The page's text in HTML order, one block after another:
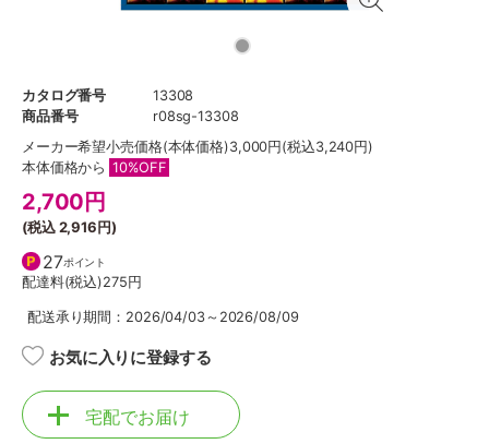
カタログ番号
13308
商品番号
r08sg-13308
メーカー希望小売価格(本体価格)3,000円(税込3,240円)
本体価格から 10%OFF
2,700 円
(税込2,916円)
27ポイント
配達料(税込)275円
配送承り期間：2026/04/03～2026/08/09
お気に入りに登録する
宅配でお届け